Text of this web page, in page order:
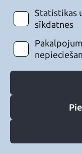
Statistikas
sīkdatnes